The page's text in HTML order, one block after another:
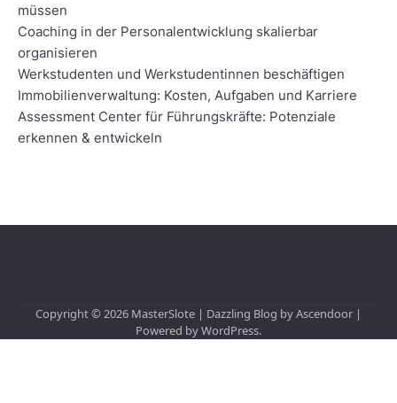
müssen
Coaching in der Personalentwicklung skalierbar
organisieren
Werkstudenten und Werkstudentinnen beschäftigen
Immobilienverwaltung: Kosten, Aufgaben und Karriere
Assessment Center für Führungskräfte: Potenziale
erkennen & entwickeln
Copyright © 2026 MasterSlote | Dazzling Blog byAscendoor |
Powered byWordPress.